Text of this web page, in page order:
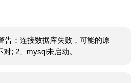
告：连接数据库失败，可能的原
; 2、mysql未启动。